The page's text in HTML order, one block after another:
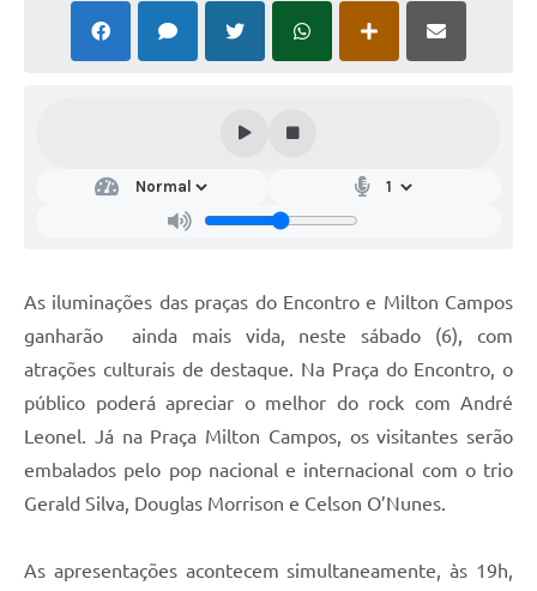
As iluminações das praças do Encontro e Milton Campos
ganharão ainda mais vida, neste sábado (6), com
atrações culturais de destaque. Na Praça do Encontro, o
público poderá apreciar o melhor do rock com André
Leonel. Já na Praça Milton Campos, os visitantes serão
embalados pelo pop nacional e internacional com o trio
Gerald Silva, Douglas Morrison e Celson O’Nunes.
As apresentações acontecem simultaneamente, às 19h,